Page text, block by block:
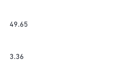
49.65
3.36